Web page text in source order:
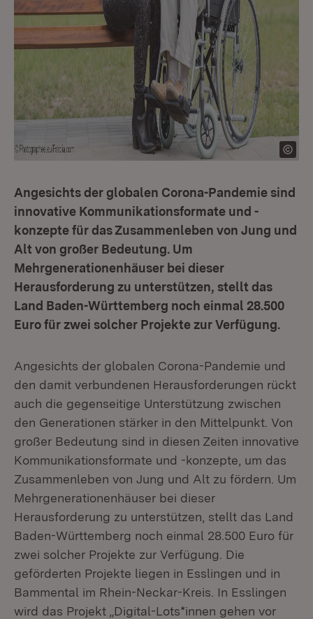
Angesichts der globalen Corona-Pandemie sind
innovative Kommunikationsformate und -
konzepte für das Zusammenleben von Jung und
Alt von großer Bedeutung. Um
Mehrgenerationenhäuser bei dieser
Herausforderung zu unterstützen, stellt das
Land Baden-Württemberg noch einmal 28.500
Euro für zwei solcher Projekte zur Verfügung.
Angesichts der globalen Corona-Pandemie und
den damit verbundenen Herausforderungen rückt
auch die gegenseitige Unterstützung zwischen
den Generationen stärker in den Mittelpunkt. Von
großer Bedeutung sind in diesen Zeiten innovative
Kommunikationsformate und -konzepte, um das
Zusammenleben von Jung und Alt zu fördern. Um
Mehrgenerationenhäuser bei dieser
Herausforderung zu unterstützen, stellt das Land
Baden-Württemberg noch einmal 28.500 Euro für
zwei solcher Projekte zur Verfügung. Die
geförderten Projekte liegen in Esslingen und in
Bammental im Rhein-Neckar-Kreis. In Esslingen
wird das Projekt „Digital-Lots*innen gehen vor